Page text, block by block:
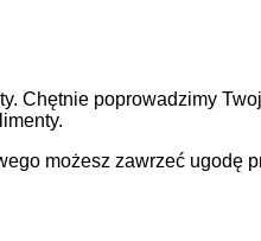
Chętnie poprowadzimy
możesz zawrzeć ugodę